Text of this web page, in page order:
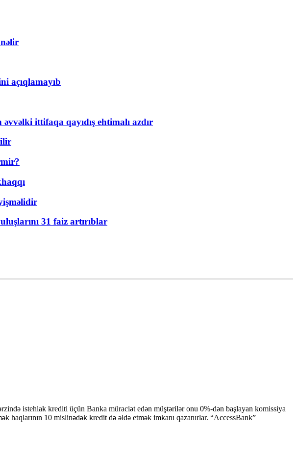
açıqlamayıb
ittifaqa qayıdış ehtimalı azdır
31 faiz artırıblar
istehlak krediti üçün Banka müraciət edən müştərilər onu 0%-dən başlayan komissiya
10 mislinədək kredit də əldə etmək imkanı qazanırlar. “AccessBank”